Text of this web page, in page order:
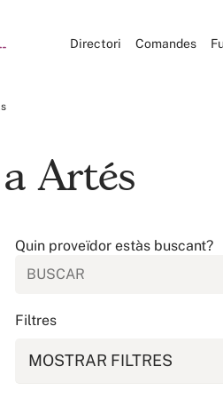
Directori Comandes
Artés
Quin proveïdor estàs buscant?
Filtres
MOSTRAR FILTRES